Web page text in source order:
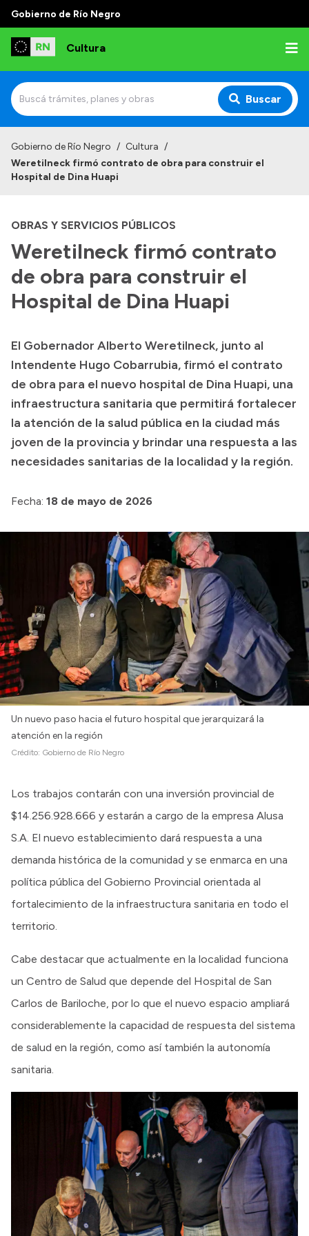
Gobierno de Río Negro
Cultura
Buscar
Institucional
Autoridades
Delegaciones
Normativa
Presupuesto
Boletín Oficial
Compras y licitaciones
Consulta de expedientes
Consulta de pago a proveedores
Convocatorias
Gobierno de Río Negro / Cultura /
Weretilneck firmó contrato de obra para construir el
Hospital de Dina Huapi
OBRAS Y SERVICIOS PÚBLICOS
Weretilneck firmó contrato
de obra para construir el
Hospital de Dina Huapi
El Gobernador Alberto Weretilneck, junto al
Intendente Hugo Cobarrubia, firmó el contrato
de obra para el nuevo hospital de Dina Huapi, una
infraestructura sanitaria que permitirá fortalecer
la atención de la salud pública en la ciudad más
joven de la provincia y brindar una respuesta a las
necesidades sanitarias de la localidad y la región.
Fecha: 18 de mayo de 2026
Un nuevo paso hacia el futuro hospital que jerarquizará la
atención en la región
Crédito: Gobierno de Río Negro
Los trabajos contarán con una inversión provincial de
$14.256.928.666 y estarán a cargo de la empresa Alusa
S.A. El nuevo establecimiento dará respuesta a una
demanda histórica de la comunidad y se enmarca en una
política pública del Gobierno Provincial orientada al
fortalecimiento de la infraestructura sanitaria en todo el
territorio.
Cabe destacar que actualmente en la localidad funciona
un Centro de Salud que depende del Hospital de San
Carlos de Bariloche, por lo que el nuevo espacio ampliará
considerablemente la capacidad de respuesta del sistema
de salud en la región, como así también la autonomía
sanitaria.